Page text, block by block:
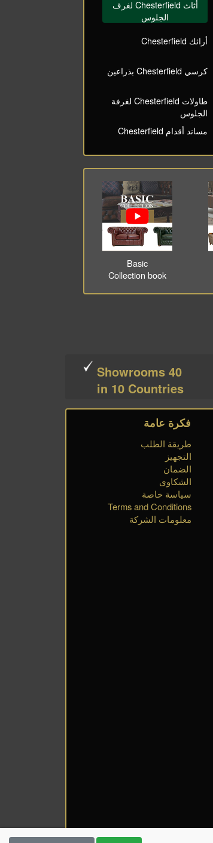
أثاث Chesterfield لغرف
الجلوس
أرائك Chesterfield
كرسي Chesterfield بذراعين
طاولات Chesterfield لغرفة
الجلوس
مساند أقدام Chesterfield
Basic
Collection book
40 Showrooms
in 10 Countries
فكرة عامة
طريقة الطلب
التجهيز
الضمان
الشكاوى
سياسة خاصة
Terms and Conditions
معلومات الشركة